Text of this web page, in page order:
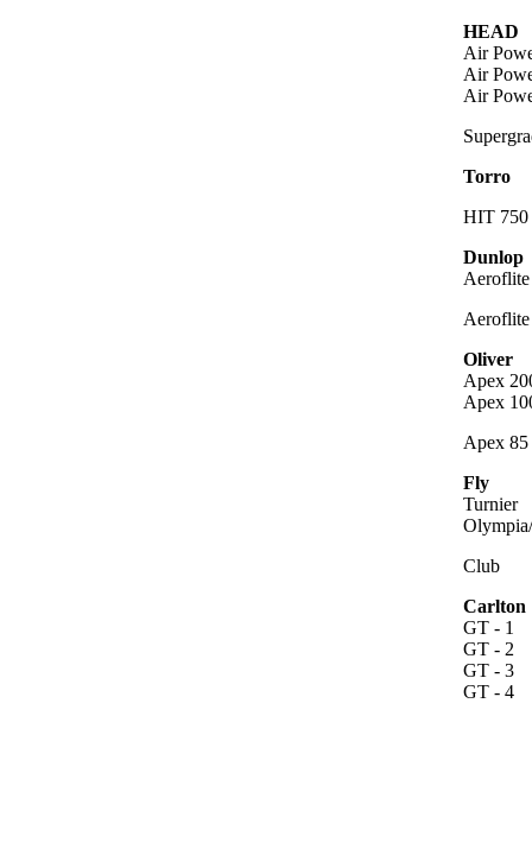
HEAD
Air
Air
Air
Torro
HIT 750
Dunlop
Oliver
Apex
Apex
Apex 85
Fly
Turnier
Club
Carlton
GT - 1
GT - 2
GT - 3
GT - 4